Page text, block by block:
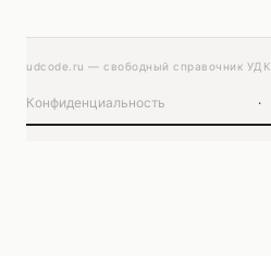
udcode.ru — свободный справочник УДК
Конфиденциальность ·